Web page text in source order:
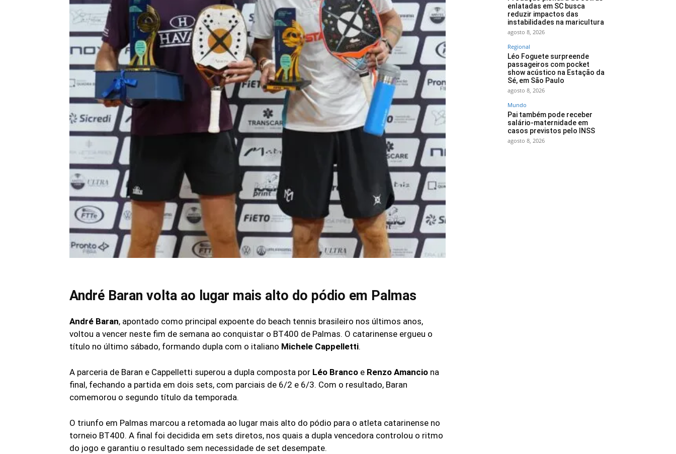
André Baran volta ao lugar mais alto do pódio em Palmas
André Baran, apontado como principal expoente do beach tennis brasileiro nos últimos anos,
voltou a vencer neste fim de semana ao conquistar o BT400 de Palmas. O catarinense ergueu o
título no último sábado, formando dupla com o italiano Michele Cappelletti.
A parceria de Baran e Cappelletti superou a dupla composta por Léo Branco e Renzo Amancio na
final, fechando a partida em dois sets, com parciais de 6/2 e 6/3. Com o resultado, Baran
comemorou o segundo título da temporada.
O triunfo em Palmas marcou a retomada ao lugar mais alto do pódio para o atleta catarinense no
torneio BT400. A final foi decidida em sets diretos, nos quais a dupla vencedora controlou o ritmo
do jogo e garantiu o resultado sem necessidade de set desempate.
enlatadas em SC busca
reduzir impactos das
instabilidades na maricultura
agosto 8, 2026
Regional
Léo Foguete surpreende
passageiros com pocket
show acústico na Estação da
Sé, em São Paulo
agosto 8, 2026
Mundo
Pai também pode receber
salário-maternidade em
casos previstos pelo INSS
agosto 8, 2026